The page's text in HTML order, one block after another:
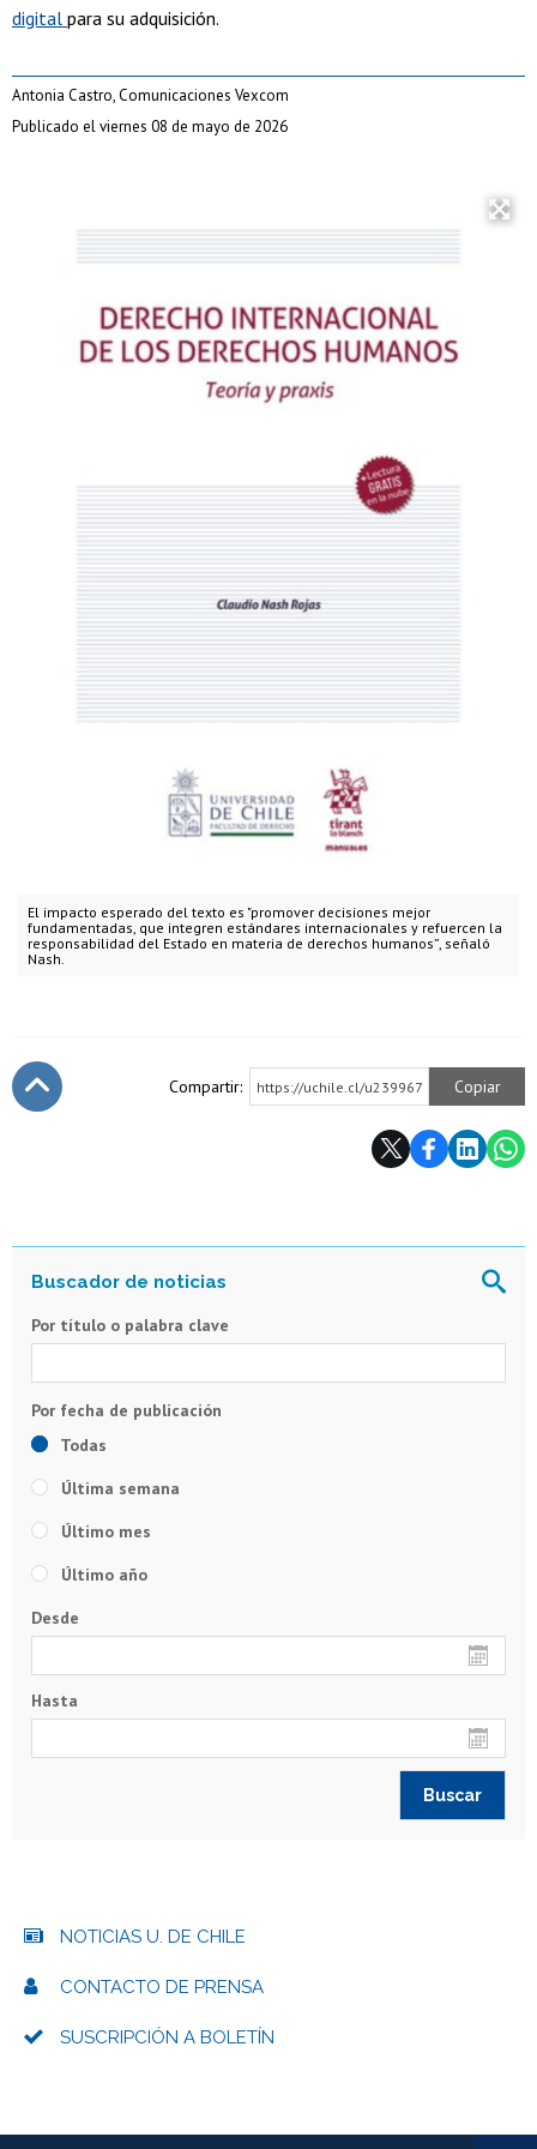
El impacto esperado del texto es "promover decisiones mejor
fundamentadas, que integren estándares internacionales y refuercen la
responsabilidad del Estado en materia de derechos humanos”, señaló
Nash.
digital para su adquisición.
Antonia Castro, Comunicaciones Vexcom
Publicado el viernes 08 de mayo de 2026
Compartir: https://uchile.cl/u239967 Copiar
Por título o palabra clave
Todas
Última semana
Último mes
Último año
Desde
Hasta
NOTICIAS U. DE CHILE
CONTACTO DE PRENSA
SUSCRIPCIÓN A BOLETÍN